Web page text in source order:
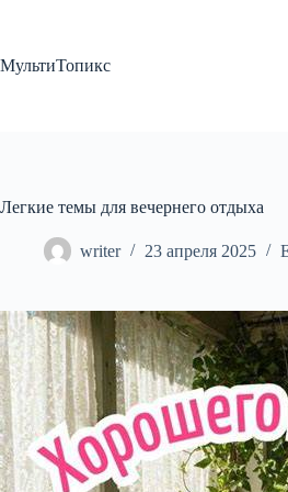
МультиТопикс
Легкие темы для вечернего отдыха
writer 23 апреля 2025